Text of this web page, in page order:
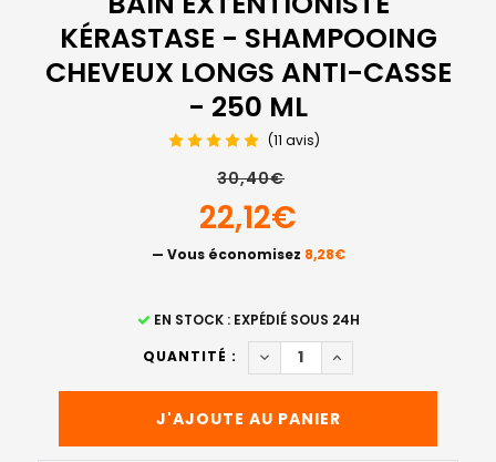
KÉRASTASE - SHAMPOOING
CHEVEUX LONGS ANTI-CASSE
- 250 ML
(11 avis)
30,40€
22,12€
— Vous économisez 8,28€
EN STOCK : EXPÉDIÉ SOUS 24H
QUANTITÉ :
DIMINUER LA QUANTITÉ DE
AUGMENTER LA